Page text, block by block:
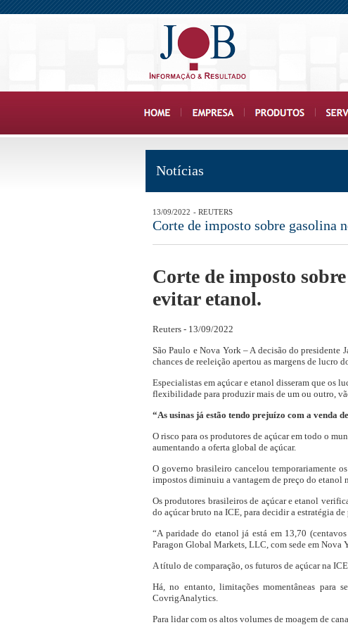
Notícias
13/09/2022 - REUTERS
Corte de imposto sobre gasolina
Corte de imposto
evitar etanol.
Reuters - 13/09/2022
São Paulo eNova York – A decisão do presidente
chances de reeleição apertou as margens de lucro
Especialistas em açúcar e etanol disseram que os
flexibilidade para produzir mais de um ou outro,
“As usinas já estão tendo prejuízo com a
O risco para os produtores de açúcar em todo o
aumentando a oferta global de açúcar.
O governo brasileiro cancelou temporariamente
impostos diminuiu a vantagem de preço do etanol
Os produtores brasileiros de açúcar e etanol
do açúcar bruto na ICE, para decidir a estratégia de
“A paridade do etanol já está em 13,70
Paragon Global Markets, LLC, com sede em Nova
A título de comparação, os futuros de açúcar na
Há, no entanto, limitações momentâneas
CovrigAnalytics.
Para lidar com os altos volumes de moagem de